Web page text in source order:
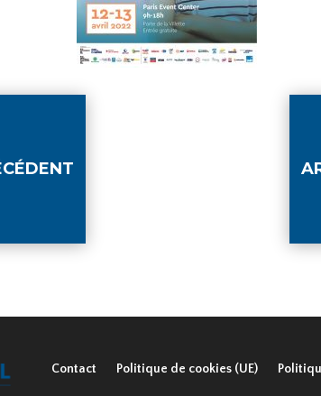
Contact Politique de cookies (UE)